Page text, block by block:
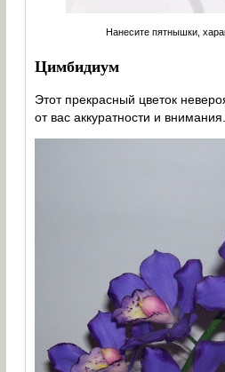
Нанесите пятнышки,
Цимбидиум
Этот прекрасный цветок
от вас аккуратности и внимания.